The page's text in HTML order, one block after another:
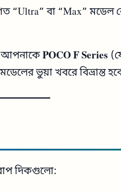
“Ultra” বা “Max” মডেল
আপনাকেPOCO F Series
ভুয়া খবরে বিভ্রান্ত
দিকগুলো: